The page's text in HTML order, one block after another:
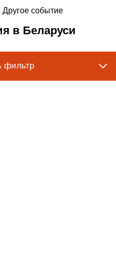
Другое событие
в Беларуси
фильтр